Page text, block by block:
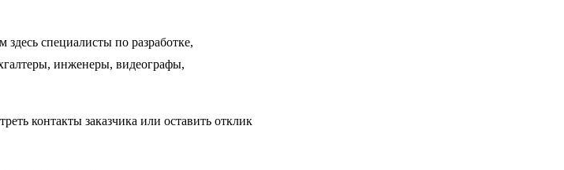
специалисты по разработке,
инженеры, видеографы,
контакты заказчика или оставить отклик